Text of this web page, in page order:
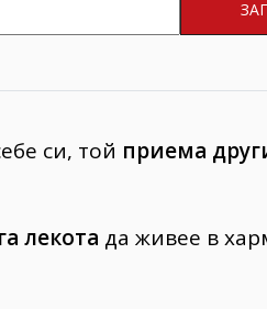
си, той приема
лекота да живее в